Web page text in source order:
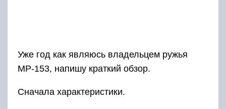
Уже год как являюсь владельцем ружья
МР-153, напишу краткий обзор.
Сначала характеристики.